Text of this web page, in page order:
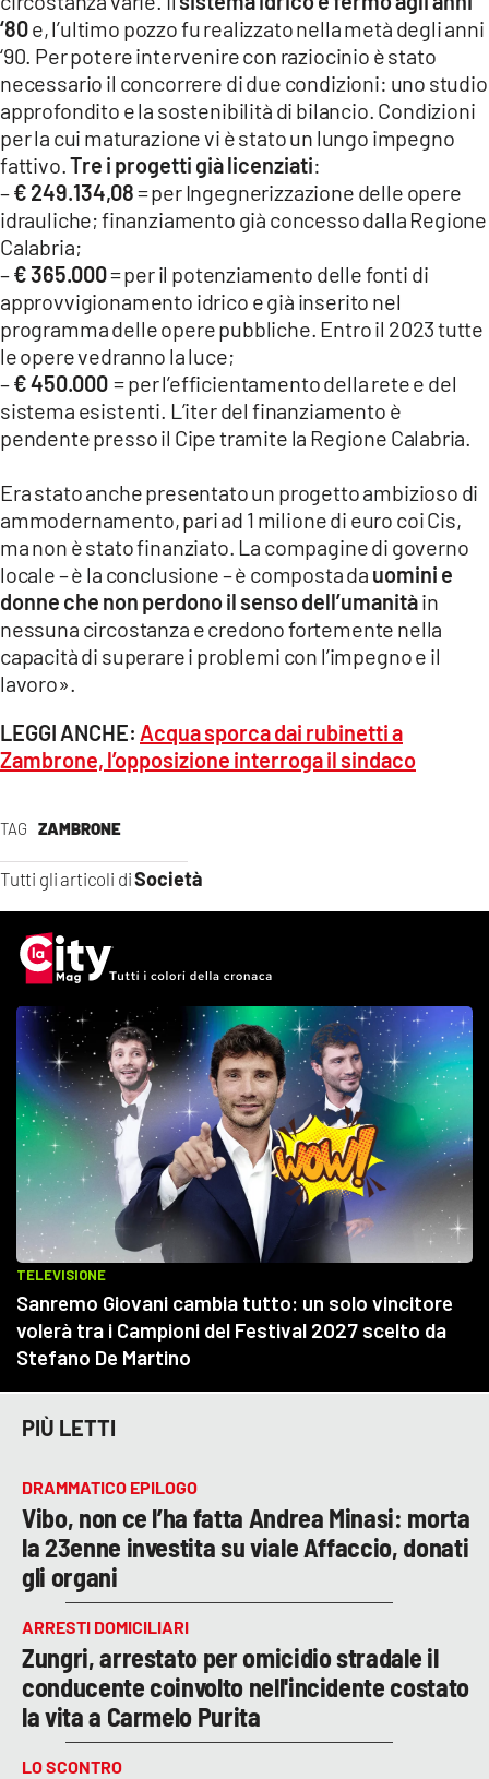
TAG ZAMBRONE
Tutti gli articoli diSocietà
‘80e, l’ultimo pozzo fu realizzato nella metà degli anni
‘90. Per potere intervenire con raziocinio è stato
necessario il concorrere di due condizioni: uno studio
approfondito e la sostenibilità di bilancio. Condizioni
per la cui maturazione vi è stato un lungo impegno
fattivo.Tre i progetti già licenziati:
–€ 249.134,08= per Ingegnerizzazione delle opere
idrauliche; finanziamento già concesso dalla Regione
Calabria;
–€ 365.000= per il potenziamento delle fonti di
approvvigionamento idrico e già inserito nel
programma delle opere pubbliche. Entro il 2023 tutte
le opere vedranno la luce;
–€ 450.000= per l’efficientamento della rete e del
sistema esistenti. L’iter del finanziamento è
pendente presso il Cipe tramite la Regione Calabria.
Era stato anche presentato un progetto ambizioso di
ammodernamento, pari ad 1 milione di euro coi Cis,
ma non è stato finanziato. La compagine di governo
locale – è la conclusione – è composta da uomini e
donne che non perdono il senso dell’umanitàin
nessuna circostanza e credono fortemente nella
capacità di superare i problemi con l’impegno e il
lavoro».
LEGGI ANCHE: Acqua sporca dai rubinetti a
Zambrone, l’opposizione interroga il sindaco
PIÙ LETTI
DRAMMATICO EPILOGO
Vibo, non ce l’ha fatta Andrea Minasi: morta
la 23enne investita su viale Affaccio, donati
gli organi
ARRESTI DOMICILIARI
Zungri, arrestato per omicidio stradale il
conducente coinvolto nell'incidente costato
la vita a Carmelo Purita
LO SCONTRO